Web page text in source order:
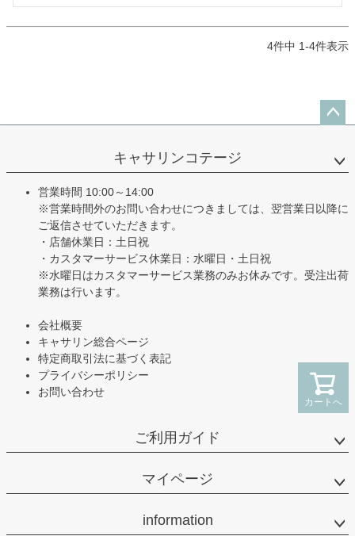
カートへ
4件中 1-4件表示
ップ
キャサリンコテージ
営業時間 10:00～14:00
※営業時間外のお問い合わせにつきましては、翌営業日以降に
ご返信させていただきます。
・店舗休業日：土日祝
・カスタマーサービス休業日：水曜日・土日祝
※水曜日はカスタマーサービス業務のみお休みです。受注出荷
業務は行います。
会社概要
キャサリン総合ページ
特定商取引法に基づく表記
プライバシーポリシー
お問い合わせ
ご利用ガイド
マイページ
information